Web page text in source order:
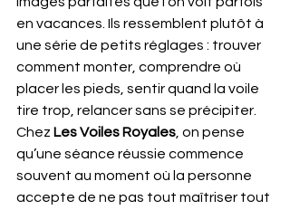
en vacances. Ils ressemblent plutôt à
une série de petits réglages : trouver
comment monter, comprendre où
placer les pieds, sentir quand la voile
tire trop, relancer sans se précipiter.
Chez Les Voiles Royales , on pense
qu’une séance réussie commence
souvent au moment où la personne
accepte de ne pas tout maîtriser tout